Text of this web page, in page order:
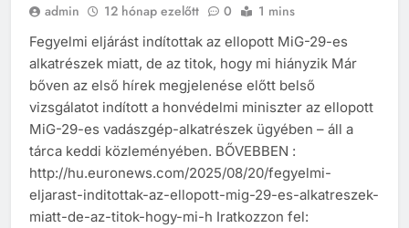
admin 12 hónap ezelőtt 0 1 mins
Fegyelmi eljárást indítottak az ellopott MiG-29-es
alkatrészek miatt, de az titok, hogy mi hiányzik Már
bőven az első hírek megjelenése előtt belső
vizsgálatot indított a honvédelmi miniszter az ellopott
MiG-29-es vadászgép-alkatrészek ügyében – áll a
tárca keddi közleményében. BŐVEBBEN :
http://hu.euronews.com/2025/08/20/fegyelmi-
eljarast-inditottak-az-ellopott-mig-29-es-alkatreszek-
miatt-de-az-titok-hogy-mi-h Iratkozzon fel: